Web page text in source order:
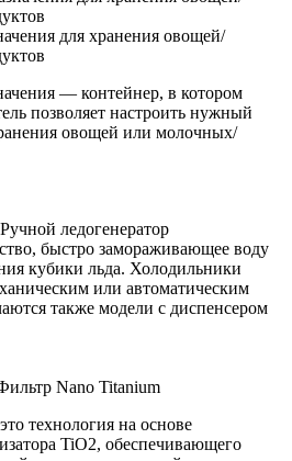
для хранения овощей/
— контейнер, в котором
позволяет настроить нужный
овощей или молочных/
Ручной ледогенератор
быстро замораживающее воду
кубики льда. Холодильники
или автоматическим
также модели с диспенсером
Nano Titanium
технология на основе
TiO2, обеспечивающего